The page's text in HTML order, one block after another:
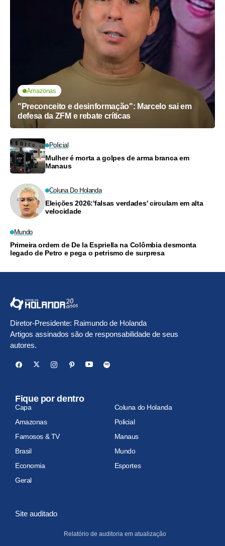
Amazonas
"Preconceito e desinformação": Marcelo sai em
defesa da ZFM e rebate críticas
Policial
Mulher é morta a golpes de arma branca em
Manaus
Coluna Do Holanda
Eleições 2026:'falsas verdades' circulam em alta
velocidade
Mundo
Primeira ordem de De la Espriella na Colômbia desmonta
legado de Petro e pega o petrismo de surpresa
Diretor-Presidente: Raimundo de Holanda
Artigos assinados são de responsabilidade de seus
autores.
Fique por dentro
Capa
Coluna do Holanda
Amazonas
Policial
Famosos & TV
Manaus
Brasil
Mundo
Economia
Esportes
Geral
Site auditado
Relatório de auditoria em atualização